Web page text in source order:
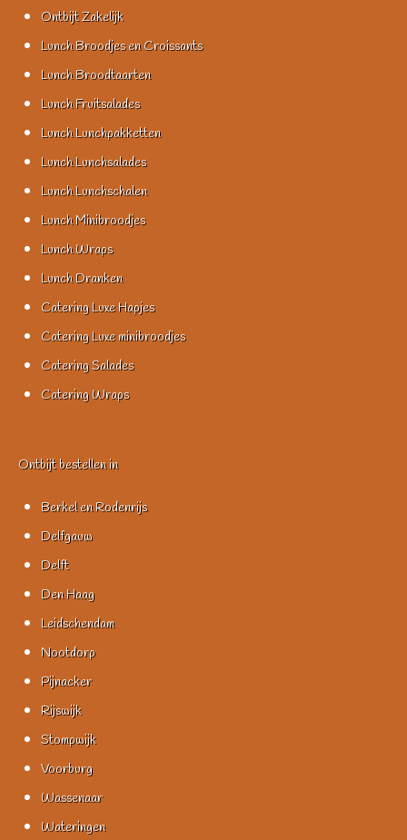
Ontbijt Zakelijk
Lunch Broodjes en Croissants
Lunch Broodtaarten
Lunch Fruitsalades
Lunch Lunchpakketten
Lunch Lunchsalades
Lunch Lunchschalen
Lunch Minibroodjes
Lunch Wraps
Lunch Dranken
Catering Luxe Hapjes
Catering Luxe minibroodjes
Catering Salades
Catering Wraps
Ontbijt bestellen in
Berkel en Rodenrijs
Delfgauw
Delft
Den Haag
Leidschendam
Nootdorp
Pijnacker
Rijswijk
Stompwijk
Voorburg
Wassenaar
Wateringen